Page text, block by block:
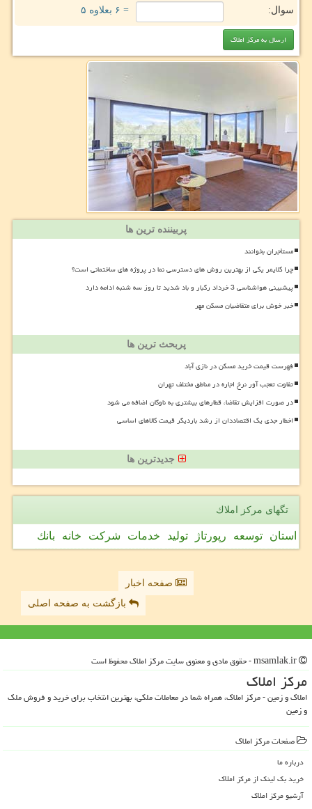
سوال: = ۶ بعلاوه ۵
پربیننده ترین ها
مستأجران بخوانند
چرا کلایمر یکی از بهترین روش های دسترسی نما در پروژه های ساختمانی است؟
پیشبینی هواشناسی 3 خرداد رگبار و باد شدید تا روز سه شنبه ادامه دارد
خبر خوش برای متقاضیان مسکن مهر
پربحث ترین ها
فهرست قیمت خرید مسکن در نازی آباد
تفاوت تعجب آور نرخ اجاره در مناطق مختلف تهران
در صورت افزایش تقاضا، قطارهای بیشتری به ناوگان اضافه می شود
اخطار جدی یک اقتصاددان از رشد باردیگر قیمت کالاهای اساسی
جدیدترین ها
تگهای مركز املاك
استان توسعه رپورتاژ تولید خدمات شركت خانه بانك
صفحه اخبار
بازگشت به صفحه اصلی
مركز املاك
املاک و زمین - مرکز املاک، همراه شما در معاملات ملکی، بهترین انتخاب برای خرید و فروش ملک
و زمین
صفحات مركز املاك
درباره ما
خرید بک لینک از مركز املاك
آرشیو مركز املاك